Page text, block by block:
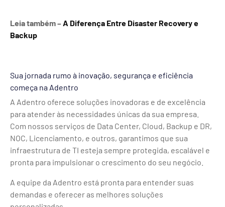
Leia também – A Diferença Entre Disaster Recovery e
Backup
Sua jornada rumo à inovação, segurança e eficiência
começa na Adentro
A Adentro oferece soluções inovadoras e de excelência
para atender às necessidades únicas da sua empresa.
Com nossos serviços de Data Center, Cloud, Backup e DR,
NOC, Licenciamento, e outros, garantimos que sua
infraestrutura de TI esteja sempre protegida, escalável e
pronta para impulsionar o crescimento do seu negócio.
A equipe da Adentro está pronta para entender suas
demandas e oferecer as melhores soluções